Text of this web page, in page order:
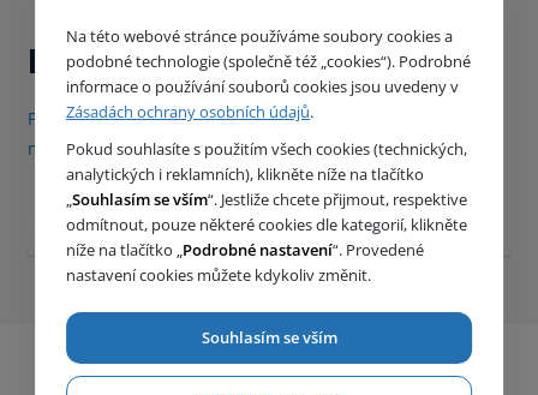
Buďte s námi v kontaktu
Přihlaste se k odběru našich produktových novinek (1x
měsíčně)
Na této webové stránce používáme soubory cookies a
podobné technologie (společně též „cookies“). Podrobné
informace o používání souborů cookies jsou uvedeny v
Zásadách ochrany osobních údajů.
Pokud souhlasíte s použitím všech cookies (technických,
analytických i reklamních), klikněte níže na tlačítko
„Souhlasím se vším“. Jestliže chcete přijmout, respektive
odmítnout, pouze některé cookies dle kategorií, klikněte
níže na tlačítko „ Podrobné nastavení“. Provedené
nastavení cookies můžete kdykoliv změnit.
Souhlasím se vším